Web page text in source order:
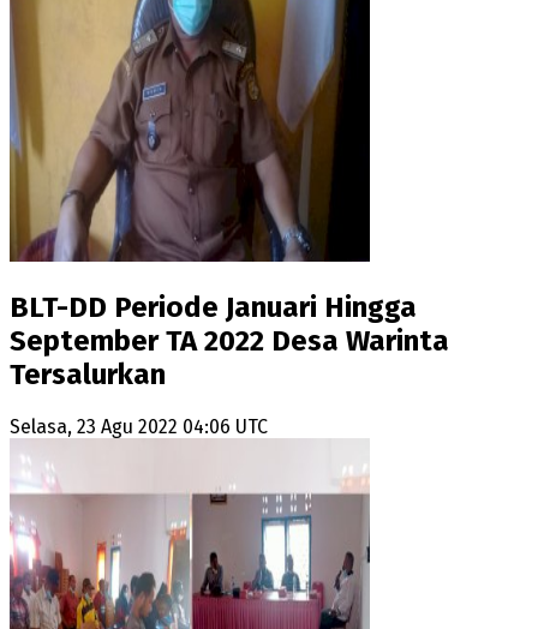
BLT-DD Periode Januari Hingga
September TA 2022 Desa Warinta
Tersalurkan
Selasa, 23 Agu 2022 04:06 UTC